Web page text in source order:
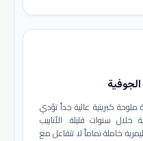
كبريتية عالية جداً تؤدي
خلال سنوات قليلة. الأنابيب
خاملة تماماً لا تتفاعل مع